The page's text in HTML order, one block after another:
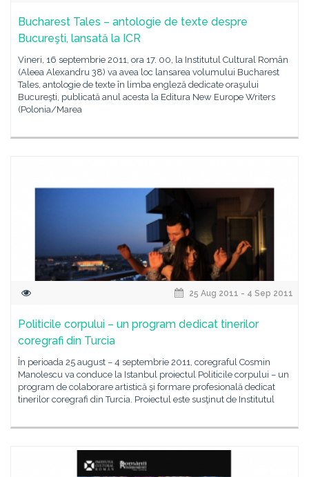
Bucharest Tales – antologie de texte despre
Bucureşti, lansată la ICR
Vineri, 16 septembrie 2011, ora 17. 00, la Institutul Cultural Român
(Aleea Alexandru 38) va avea loc lansarea volumului Bucharest
Tales, antologie de texte în limba engleză dedicate oraşului
Bucureşti, publicată anul acesta la Editura New Europe Writers
(Polonia/Marea
25 Aug 2011 - 4 Sep 2011
Politicile corpului – un program dedicat tinerilor
coregrafi din Turcia
În perioada 25 august – 4 septembrie 2011, coregraful Cosmin
Manolescu va conduce la Istanbul proiectul Politicile corpului – un
program de colaborare artistică şi formare profesională dedicat
tinerilor coregrafi din Turcia. Proiectul este susţinut de Institutul